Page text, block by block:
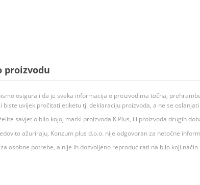
proizvodu
osigurali da je svaka informacija o proizvodima točna,
uvijek pročitati etiketu tj. deklaraciju proizvoda, a ne se
savjet o bilo kojoj marki proizvoda K Plus, ili proizvoda drugih
ažuriraju, Konzum plus d.o.o. nije odgovoran za netočne
osobne potrebe, a nije ih dozvoljeno reproducirati na bilo koji